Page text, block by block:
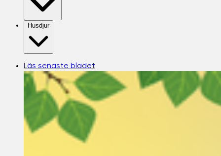
Husdjur
Läs senaste bladet